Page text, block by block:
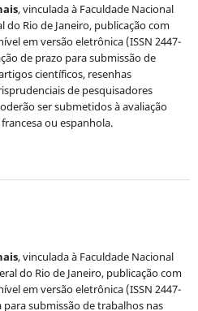
, vinculada à Faculdade Nacional
do Rio de Janeiro, publicação com
em versão eletrônica (ISSN 2447-
de prazo para submissão de
científicos, resenhas
de pesquisadores
ser submetidos à avaliação
ou espanhola.
, vinculada à Faculdade Nacional
do Rio de Janeiro, publicação com
em versão eletrônica (ISSN 2447-
submissão de trabalhos nas